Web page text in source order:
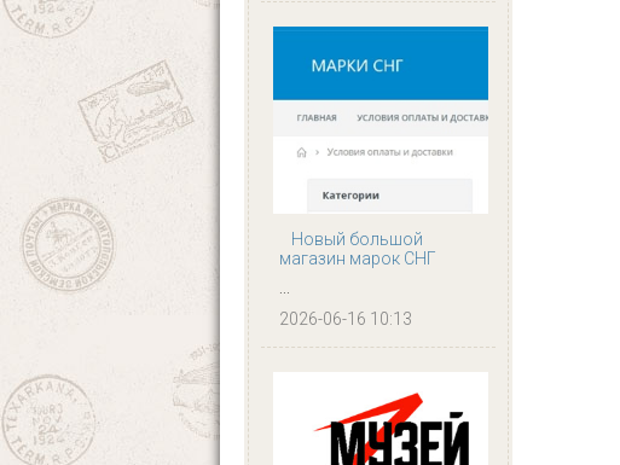
Новый большой
магазин марок СНГ
...
2026-06-16 10:13